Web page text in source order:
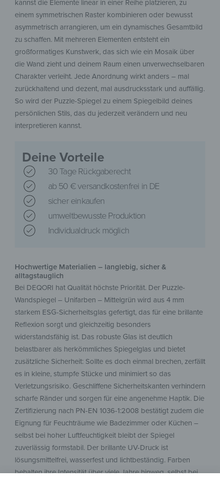
kannst die Elemente linear in einer Reihe platzieren, zu
einem symmetrischen Raster kombinieren oder bewusst
asymmetrisch arrangieren, um ein dynamisches Gesamtbild
zu schaffen. Mit mehreren Elementen entsteht ein
großformatiges Kunstwerk, das sich wie ein Mosaik über
die Wand zieht und deinem Raum einen unverwechselbaren
Charakter verleiht. Jede Anordnung wirkt anders – mal
zurückhaltend und dezent, mal ausdrucksstark und auffällig.
So wird der Puzzle-Spiegel zu einem Spiegelbild deines
persönlichen Stils, das du jederzeit verändern und neu
interpretieren kannst.
Deine Vorteile
30 Tage Rückgaberecht
ab 50 € versandkostenfrei in DE
sicher einkaufen
umweltbewusste Produktion
Individualdruck möglich
Hochwertige Materialien – langlebig, sicher &
alltagstauglich
Bei DEQORI hat Qualität höchste Priorität. Der Puzzle-
Wandspiegel – Unifarben – Mittelgrün wird aus 4 mm
starkem ESG-Sicherheitsglas gefertigt, das für eine brillante
Reflexion sorgt und gleichzeitig besonders
widerstandsfähig ist. Das robuste Glas ist deutlich
belastbarer als herkömmliches Spiegelglas und bietet
zusätzliche Sicherheit: Sollte es doch einmal brechen, zerfällt
es in kleine, stumpfe Stücke und minimiert so das
Verletzungsrisiko. Geschliffene Sicherheitskanten verhindern
scharfe Ränder und sorgen für eine angenehme Haptik. Die
Zertifizierung nach PN-EN 1036-1:2008 bestätigt zudem die
Eignung für Feuchträume wie Badezimmer oder Küchen –
selbst bei hoher Luftfeuchtigkeit bleibt der Spiegel
zuverlässig formstabil. Der brillante UV-Druck ist
lösungsmittelfrei, wasserfest und lichtbeständig. Farben
behalten ihre Intensität über viele Jahre hinweg, selbst bei